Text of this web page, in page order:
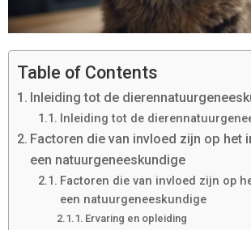
Table of Contents
Inleiding tot de
Inleiding tot de
Factoren die van invloed zijn op het
een natuurgeneeskundige
Factoren die van invloed zijn op
een natuurgeneeskundige
Ervaring en opleiding